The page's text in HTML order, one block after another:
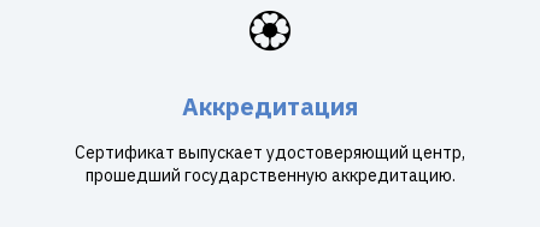
🏵️
Аккредитация
Сертификат выпускает удостоверяющий центр,
прошедший государственную аккредитацию.